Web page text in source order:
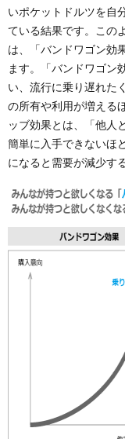
いポケットドルツを自
ている結果です。この
は、「バンドワゴン効
ます。「バンドワゴン
い、流行に乗り遅れた
の所有や利用が増える
ッブ効果とは、「他人
簡単に入手できないほ
になると需要が減少す